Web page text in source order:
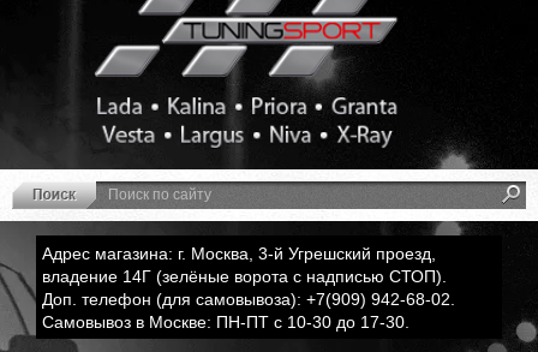
Адрес магазина: г. Москва, 3-й Угрешский проезд,
владение 14Г (зелёные ворота с надписью СТОП).
Доп. телефон (для самовывоза): +7(909) 942-68-02.
Самовывоз в Москве: ПН-ПТ с 10-30 до 17-30.